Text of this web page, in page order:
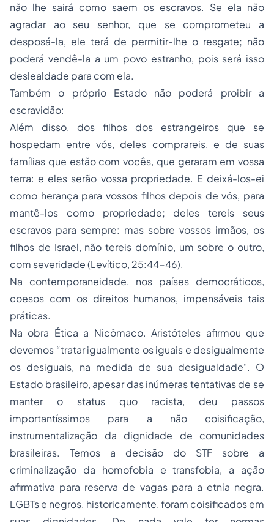
não lhe sairá como saem os escravos. Se ela não
agradar ao seu senhor, que se comprometeu a
desposá-la, ele terá de permitir-lhe o resgate; não
poderá vendê-la a um povo estranho, pois será isso
deslealdade para com ela.
Também o próprio Estado não poderá proibir a
escravidão:
Além disso, dos filhos dos estrangeiros que se
hospedam entre vós, deles comprareis, e de suas
famílias que estão com vocês, que geraram em vossa
terra: e eles serão vossa propriedade. E deixá-los-ei
como herança para vossos filhos depois de vós, para
mantê-los como propriedade; deles tereis seus
escravos para sempre: mas sobre vossos irmãos, os
filhos de Israel, não tereis domínio, um sobre o outro,
com severidade (Levítico, 25:44-46).
Na contemporaneidade, nos países democráticos,
coesos com os direitos humanos, impensáveis tais
práticas.
Na obra Ética a Nicômaco. Aristóteles afirmou que
devemos “tratar igualmente os iguais e desigualmente
os desiguais, na medida de sua desigualdade". O
Estado brasileiro, apesar das inúmeras tentativas de se
manter o status quo racista, deu passos
importantíssimos para a não coisificação,
instrumentalização da dignidade de comunidades
brasileiras. Temos a decisão do STF sobre a
criminalização da homofobia e transfobia, a ação
afirmativa para reserva de vagas para a etnia negra.
LGBTs e negros, historicamente, foram coisificados em